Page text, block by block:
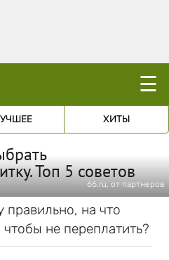
☰
ХИТЫ
Топ 5 советов
66.ru, от партнеров
правильно, на что
не переплатить?